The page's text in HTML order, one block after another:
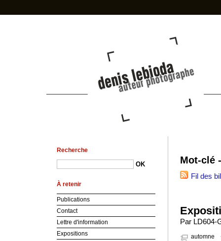
photo-
Mot-clé
Fil des
Par LD604-
automne
Recherche
À retenir
Publications
Contact
Lettre d'information
Expositions